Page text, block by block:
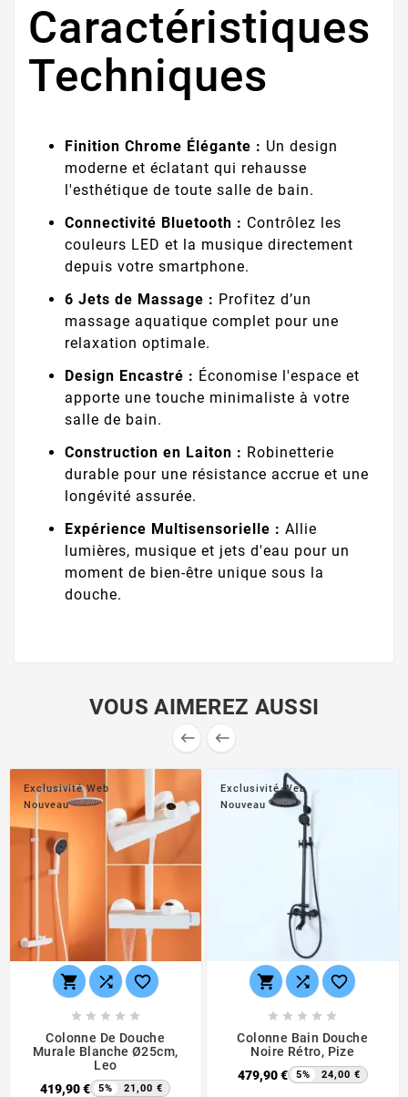
Caractéristiques
Techniques
Finition Chrome Élégante : Un design
moderne et éclatant qui rehausse
l'esthétique de toute salle de bain.
Connectivité Bluetooth : Contrôlez les
couleurs LED et la musique directement
depuis votre smartphone.
6 Jets de Massage : Profitez d’un
massage aquatique complet pour une
relaxation optimale.
Design Encastré : Économise l'espace et
apporte une touche minimaliste à votre
salle de bain.
Construction en Laiton : Robinetterie
durable pour une résistance accrue et une
longévité assurée.
Expérience Multisensorielle : Allie
lumières, musique et jets d'eau pour un
moment de bien-être unique sous la
douche.
VOUS AIMEREZ AUSSI
 
Exclusivité Web
Nouveau
  
    
Colonne De Douche
Murale Blanche Ø25cm,
Leo
419,90 €
5% 21,00 €
Exclusivité Web
Nouveau
  
    
Colonne Bain Douche
Noire Rétro, Pize
479,90 €
5% 24,00 €